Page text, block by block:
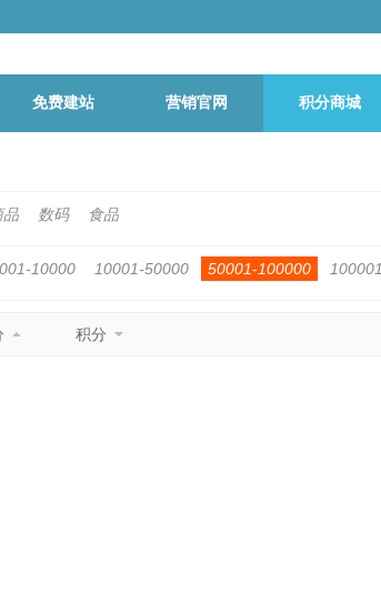
免费建站 营销官网 积分商城
品 数码 食品
10000 10001-50000 50001-100000
积分